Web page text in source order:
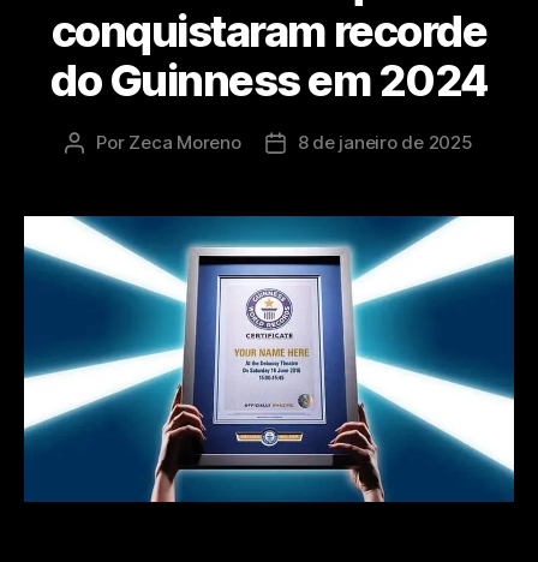
conquistaram recorde
do Guinness em 2024
Por Zeca Moreno 8 de janeiro de 2025